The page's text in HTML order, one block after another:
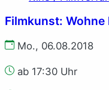
Filmkunst:
Mo., 06.08.2018
ab 17:30 Uhr